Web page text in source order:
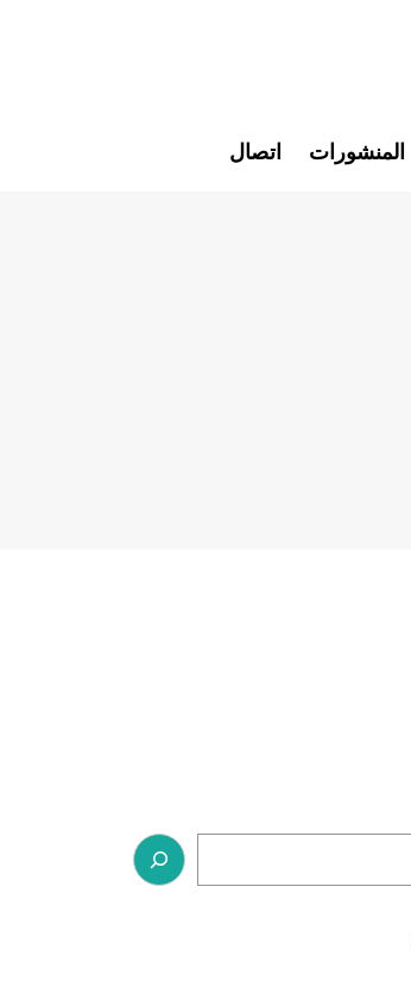
المنشورات اتصال